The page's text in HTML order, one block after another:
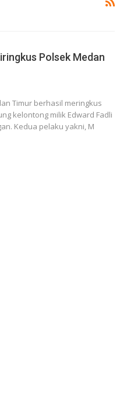
Polsek Medan
Timur berhasil meringkus
kelontong milik Edward Fadli
Kedua pelaku yakni, M